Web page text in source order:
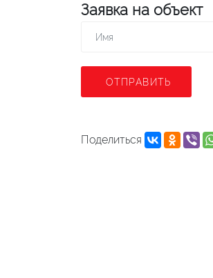
Заявка на объект
ОТПРАВИТЬ
Поделиться